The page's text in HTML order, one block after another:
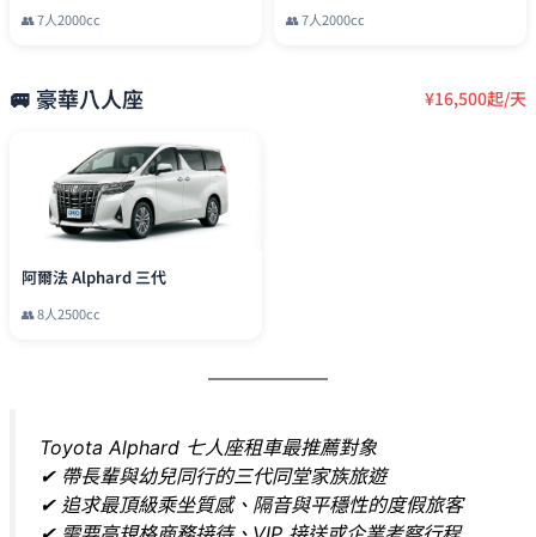
👥7人2000cc 👥7人2000cc
🚐 豪華八人座 ¥16,500起/天
阿爾法 Alphard 三代
👥8人2500cc
Toyota Alphard 七人座租車最推薦對象
✔ 帶長輩與幼兒同行的三代同堂家族旅遊
✔ 追求最頂級乘坐質感、隔音與平穩性的度假旅客